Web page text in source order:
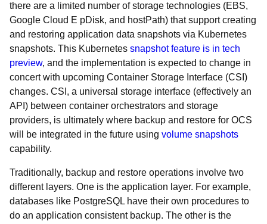
there are a limited number of storage technologies (EBS,
Google Cloud E pDisk, and hostPath) that support creating
and restoring application data snapshots via Kubernetes
snapshots. This Kubernetes snapshot feature is in tech
preview, and the implementation is expected to change in
concert with upcoming Container Storage Interface (CSI)
changes. CSI, a universal storage interface (effectively an
API) between container orchestrators and storage
providers, is ultimately where backup and restore for OCS
will be integrated in the future using volume snapshots
capability.
Traditionally, backup and restore operations involve two
different layers. One is the application layer. For example,
databases like PostgreSQL have their own procedures to
do an application consistent backup. The other is the